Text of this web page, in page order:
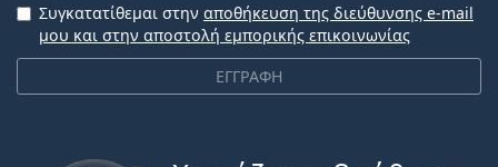
ΕΓΓΡΑΦΗ
Συγκατατίθεμαι στην αποθήκευση της διεύθυνσης e-mail
μου και στην αποστολή εμπορικής επικοινωνίας